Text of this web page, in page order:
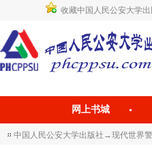
收藏中国人民公安大学出
网上书城
中国人民公安大学出版社 →现代世界